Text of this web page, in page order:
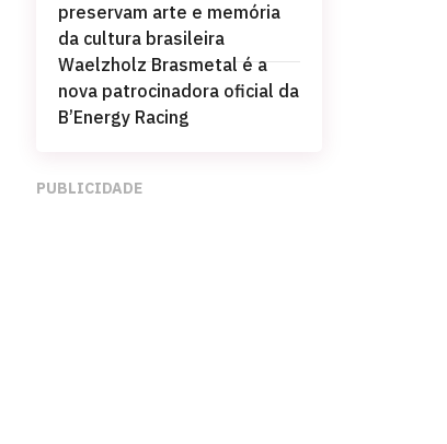
preservam arte e memória
da cultura brasileira
Waelzholz Brasmetal é a
nova patrocinadora oficial da
B’Energy Racing
PUBLICIDADE